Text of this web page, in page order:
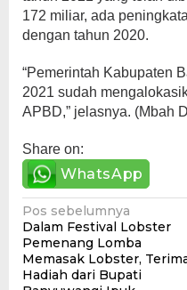
172 miliar, ada
dengan tahun 2020.
“Pemerintah Kabupaten
2021 sudah
APBD,” jelasnya. (Mbah
Share on:
WhatsApp
Navigasi
pos
Pos sebelumnya
Dalam Festival Lobster
Pemenang Lomba
Memasak Lobster,
Hadiah dari Bupati